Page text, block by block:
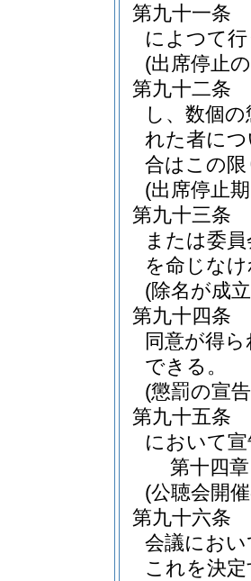
第九十一条
によつて
(出席停止
第九十二条
し、数個
れた者に
合はこの
(出席停止
第九十三条
または委
を命じな
(除名が成
第九十四条
同意が得
できる。
(懲罰の宣
第九十五条
において
第十四章
(公聴会開
第九十六条
会議にお
これを決